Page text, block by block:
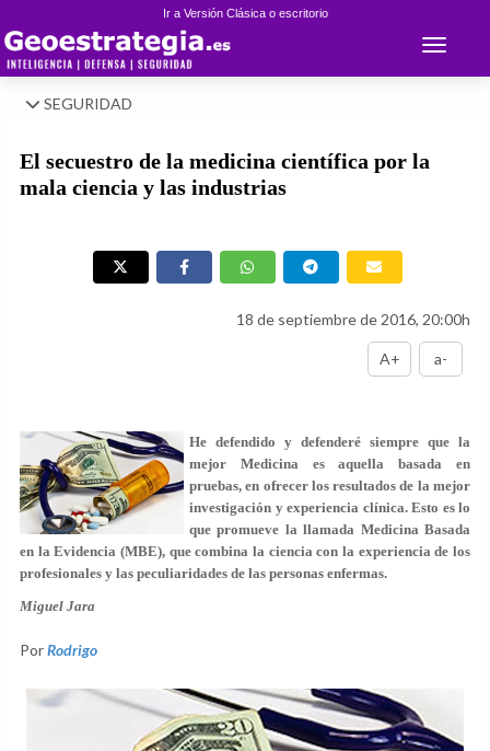
Ir a Versión Clásica o escritorio
Toggle
SEGURIDAD
El secuestro de la medicina científica por la
mala ciencia y las industrias
18 de septiembre de 2016, 20:00h
A+ a-
He defendido y defenderé siempre que la
mejor Medicina es aquella basada en
pruebas, en ofrecer los resultados de la mejor
investigación y experiencia clínica. Esto es lo
que promueve la llamada Medicina Basada
en la Evidencia (MBE), que combina la ciencia con la experiencia de los
profesionales y las peculiaridades de las personas enfermas.
Miguel Jara
PorRodrigo